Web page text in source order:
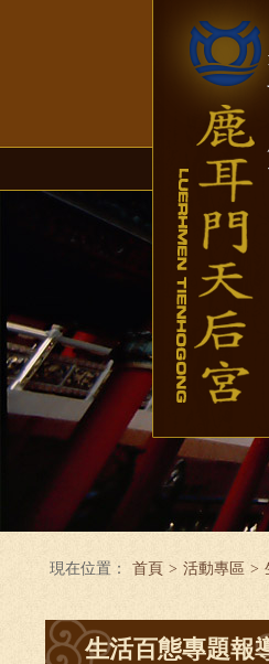
現在位置： 首頁 > 活動專區 >
生活百態專題報